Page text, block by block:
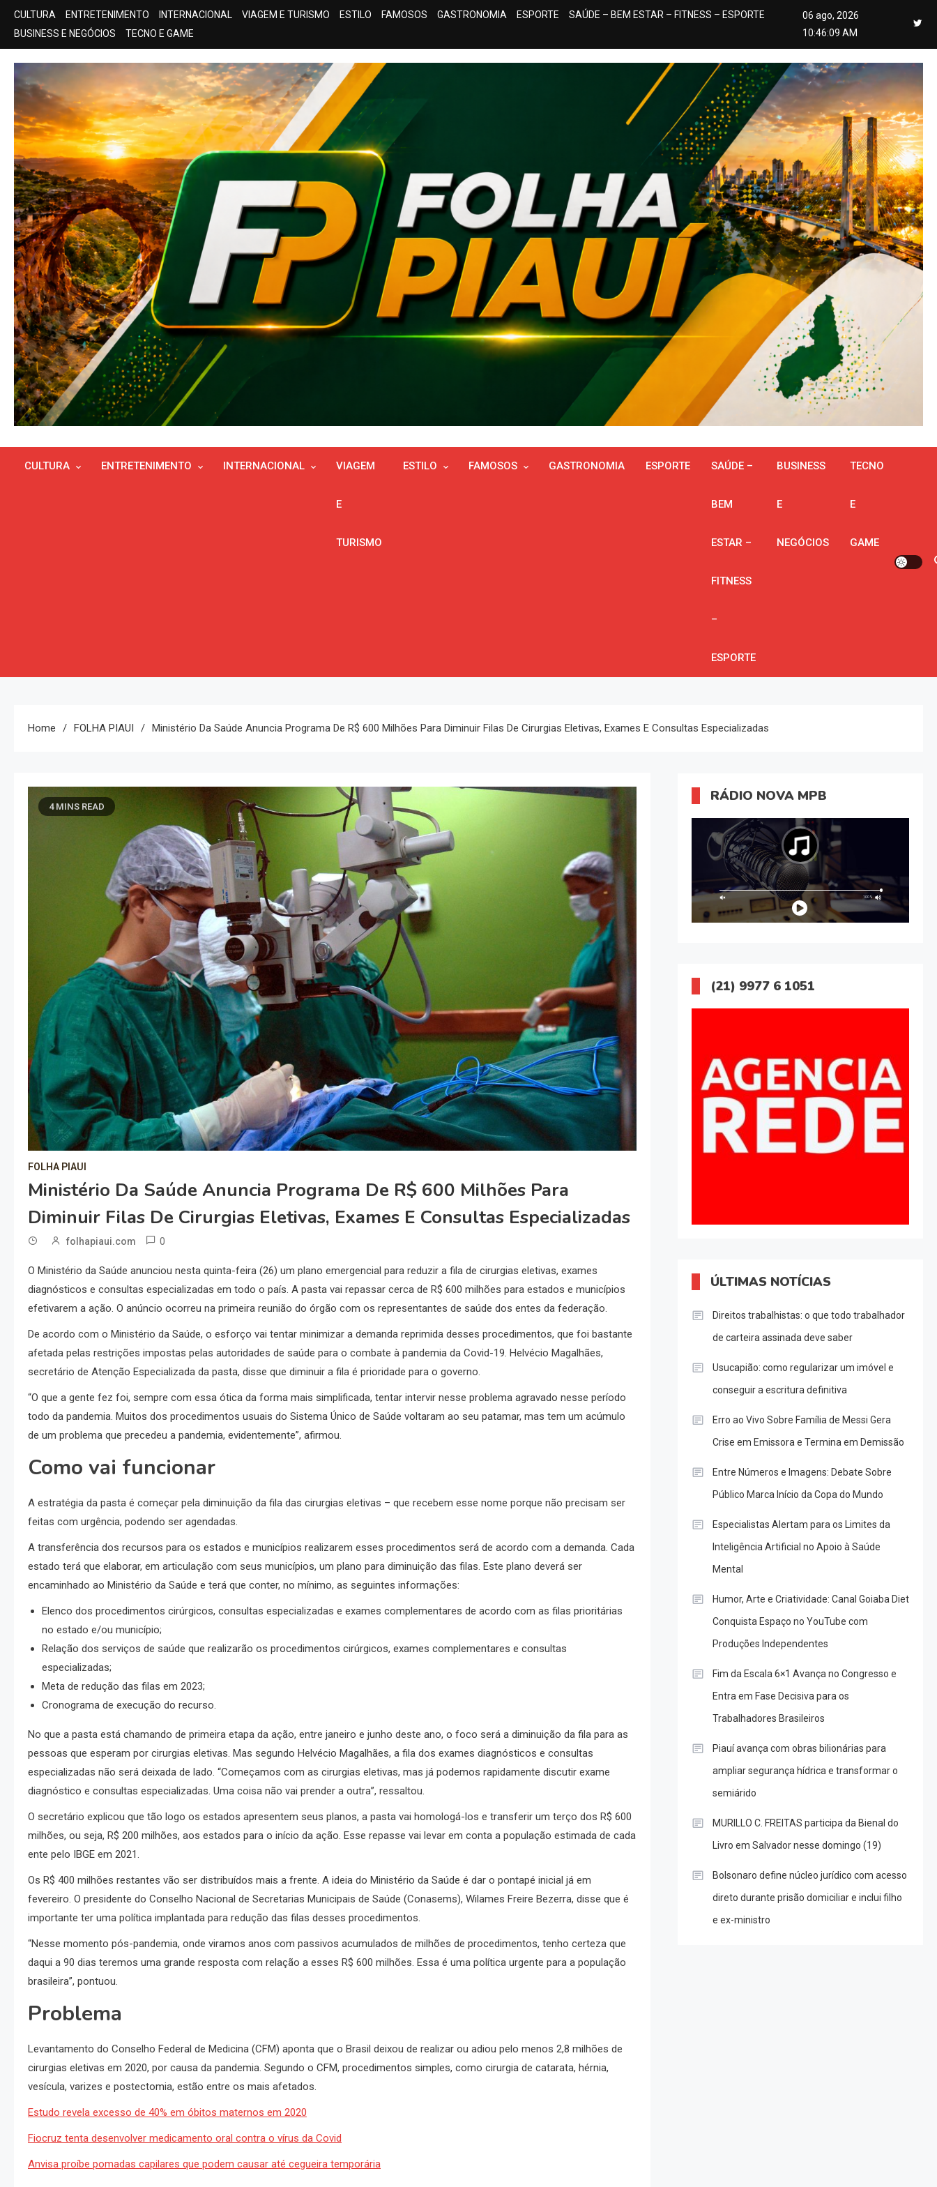
Skip
content
CULTURA ENTRETENIMENTO INTERNACIONAL VIAGEM E TURISMO ESTILO FAMOSOS GASTRONOMIA ESPORTE
SAÚDE – BEM ESTAR – FITNESS – ESPORTE
BUSINESS E NEGÓCIOS
TECNO E GAME
06 ago, 2026
10:46:10 AM
CULTURA ENTRETENIMENTO INTERNACIONAL VIAGEM
E
TURISMO
ESTILO FAMOSOS GASTRONOMIA ESPORTE SAÚDE –
BEM
ESTAR –
FITNESS
–
ESPORTE
BUSINESS
E
NEGÓCIOS
TECNO
E
GAME
Home FOLHA PIAUI Ministério Da Saúde Anuncia Programa De R$ 600 Milhões Para Diminuir Filas De Cirurgias Eletivas, Exames E Consultas Especializadas
4 MINS READ
FOLHA PIAUI
Ministério Da Saúde Anuncia Programa De R$ 600 Milhões Para
Diminuir Filas De Cirurgias Eletivas, Exames E Consultas Especializadas
folhapiaui.com 0
O Ministério da Saúde anunciou nesta quinta-feira (26) um plano emergencial para reduzir a fila de cirurgias eletivas, exames
diagnósticos e consultas especializadas em todo o país. A pasta vai repassar cerca de R$ 600 milhões para estados e municípios
efetivarem a ação. O anúncio ocorreu na primeira reunião do órgão com os representantes de saúde dos entes da federação.
De acordo com o Ministério da Saúde, o esforço vai tentar minimizar a demanda reprimida desses procedimentos, que foi bastante
afetada pelas restrições impostas pelas autoridades de saúde para o combate à pandemia da Covid-19. Helvécio Magalhães,
secretário de Atenção Especializada da pasta, disse que diminuir a fila é prioridade para o governo.
“O que a gente fez foi, sempre com essa ótica da forma mais simplificada, tentar intervir nesse problema agravado nesse período
todo da pandemia. Muitos dos procedimentos usuais do Sistema Único de Saúde voltaram ao seu patamar, mas tem um acúmulo
de um problema que precedeu a pandemia, evidentemente”, afirmou.
Como vai funcionar
A estratégia da pasta é começar pela diminuição da fila das cirurgias eletivas – que recebem esse nome porque não precisam ser
feitas com urgência, podendo ser agendadas.
A transferência dos recursos para os estados e municípios realizarem esses procedimentos será de acordo com a demanda. Cada
estado terá que elaborar, em articulação com seus municípios, um plano para diminuição das filas. Este plano deverá ser
encaminhado ao Ministério da Saúde e terá que conter, no mínimo, as seguintes informações:
Elenco dos procedimentos cirúrgicos, consultas especializadas e exames complementares de acordo com as filas prioritárias
no estado e/ou município;
Relação dos serviços de saúde que realizarão os procedimentos cirúrgicos, exames complementares e consultas
especializadas;
Meta de redução das filas em 2023;
Cronograma de execução do recurso.
No que a pasta está chamando de primeira etapa da ação, entre janeiro e junho deste ano, o foco será a diminuição da fila para as
pessoas que esperam por cirurgias eletivas. Mas segundo Helvécio Magalhães, a fila dos exames diagnósticos e consultas
especializadas não será deixada de lado. “Começamos com as cirurgias eletivas, mas já podemos rapidamente discutir exame
diagnóstico e consultas especializadas. Uma coisa não vai prender a outra”, ressaltou.
O secretário explicou que tão logo os estados apresentem seus planos, a pasta vai homologá-los e transferir um terço dos R$ 600
milhões, ou seja, R$ 200 milhões, aos estados para o início da ação. Esse repasse vai levar em conta a população estimada de cada
ente pelo IBGE em 2021.
Os R$ 400 milhões restantes vão ser distribuídos mais a frente. A ideia do Ministério da Saúde é dar o pontapé inicial já em
fevereiro. O presidente do Conselho Nacional de Secretarias Municipais de Saúde (Conasems), Wilames Freire Bezerra, disse que é
importante ter uma política implantada para redução das filas desses procedimentos.
“Nesse momento pós-pandemia, onde viramos anos com passivos acumulados de milhões de procedimentos, tenho certeza que
daqui a 90 dias teremos uma grande resposta com relação a esses R$ 600 milhões. Essa é uma política urgente para a população
brasileira”, pontuou.
Problema
Levantamento do Conselho Federal de Medicina (CFM) aponta que o Brasil deixou de realizar ou adiou pelo menos 2,8 milhões de
cirurgias eletivas em 2020, por causa da pandemia. Segundo o CFM, procedimentos simples, como cirurgia de catarata, hérnia,
vesícula, varizes e postectomia, estão entre os mais afetados.
Estudo revela excesso de 40% em óbitos maternos em 2020
Fiocruz tenta desenvolver medicamento oral contra o vírus da Covid
Anvisa proíbe pomadas capilares que podem causar até cegueira temporária
RÁDIO NOVA MPB
(21) 9977 6 1051
ÚLTIMAS NOTÍCIAS
Direitos trabalhistas: o que todo trabalhador
de carteira assinada deve saber
Usucapião: como regularizar um imóvel e
conseguir a escritura definitiva
Erro ao Vivo Sobre Família de Messi Gera
Crise em Emissora e Termina em Demissão
Entre Números e Imagens: Debate Sobre
Público Marca Início da Copa do Mundo
Especialistas Alertam para os Limites da
Inteligência Artificial no Apoio à Saúde
Mental
Humor, Arte e Criatividade: Canal Goiaba Diet
Conquista Espaço no YouTube com
Produções Independentes
Fim da Escala 6×1 Avança no Congresso e
Entra em Fase Decisiva para os
Trabalhadores Brasileiros
Piauí avança com obras bilionárias para
ampliar segurança hídrica e transformar o
semiárido
MURILLO C. FREITAS participa da Bienal do
Livro em Salvador nesse domingo (19)
Bolsonaro define núcleo jurídico com acesso
direto durante prisão domiciliar e inclui filho
e ex-ministro